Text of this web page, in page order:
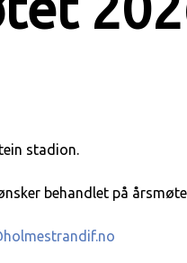
stadion.
behandlet på